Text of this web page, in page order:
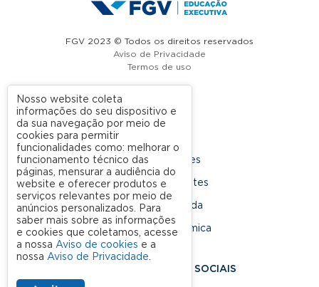
FGV 2023 © Todos os direitos reservados
Aviso de Privacidade
Termos de uso
A FGV
Nossas Unidades
Dúvidas Frequentes
Rede Conveniada
Ouvidoria Acadêmica
SIGA NOSSAS REDES SOCIAIS
Nosso website coleta
informações do seu dispositivo e
da sua navegação por meio de
cookies para permitir
funcionalidades como: melhorar o
funcionamento técnico das
páginas, mensurar a audiência do
website e oferecer produtos e
serviços relevantes por meio de
anúncios personalizados. Para
saber mais sobre as informações
e cookies que coletamos, acesse
a nossa Aviso de cookies e a
nossa Aviso de Privacidade.